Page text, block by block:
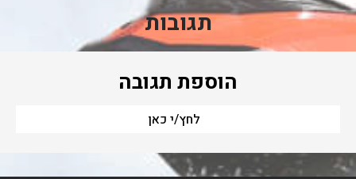
תגובות
הוספת תגובה
לחץ/י כאן